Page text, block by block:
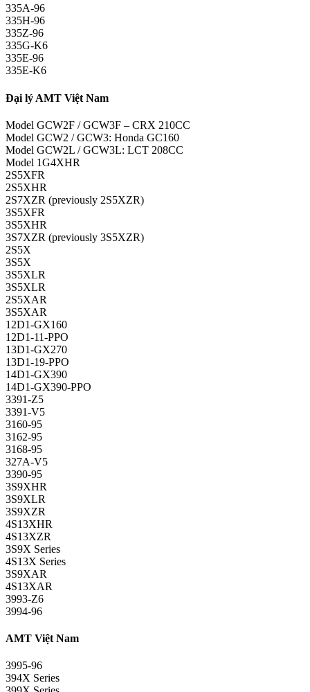
335A-96
335H-96
335Z-96
335G-K6
335E-96
335E-K6
Đại lý AMT Việt Nam
Model GCW2F / GCW3F – CRX 210CC
Model GCW2 / GCW3: Honda GC160
Model GCW2L / GCW3L: LCT 208CC
Model 1G4XHR
2S5XFR
2S5XHR
2S7XZR (previously 2S5XZR)
3S5XFR
3S5XHR
3S7XZR (previously 3S5XZR)
2S5X
3S5X
3S5XLR
3S5XLR
2S5XAR
3S5XAR
12D1-GX160
12D1-11-PPO
13D1-GX270
13D1-19-PPO
14D1-GX390
14D1-GX390-PPO
3391-Z5
3391-V5
3160-95
3162-95
3168-95
327A-V5
3390-95
3S9XHR
3S9XLR
3S9XZR
4S13XHR
4S13XZR
3S9X Series
4S13X Series
3S9XAR
4S13XAR
3993-Z6
3994-96
AMT Việt Nam
3995-96
394X Series